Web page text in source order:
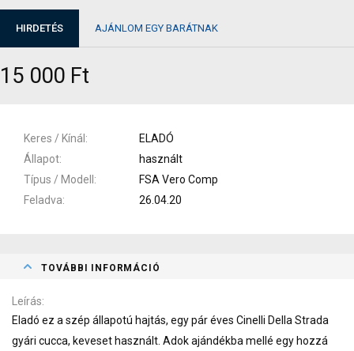
HIRDETÉS AJÁNLOM EGY BARÁTNAK
15 000 Ft
Keres / Kínál
ELADÓ
Állapot
használt
Típus / Modell
FSA Vero Comp
Feladva
26.04.20
TOVÁBBI INFORMÁCIÓ
Leírás
Eladó ez a szép állapotú hajtás, egy pár éves Cinelli Della Strada
gyári cucca, keveset használt. Adok ajándékba mellé egy hozzá